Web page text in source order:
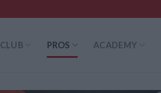
CLUB PROS ACADEMY